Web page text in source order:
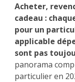
Acheter,
cadeau :
pour un
applicable
sont pas
panorama
particulier en